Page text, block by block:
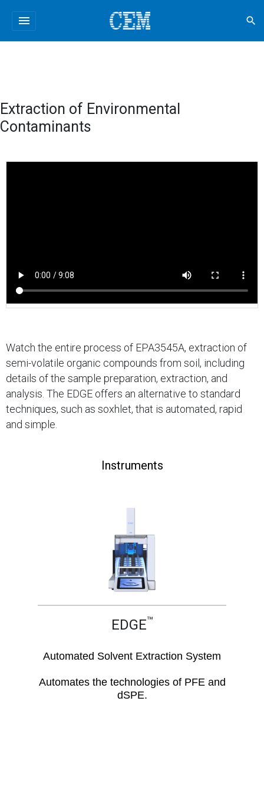
menu search
Extraction of Environmental
Contaminants
Watch the entire process of EPA3545A, extraction of
semi-volatile organic compounds from soil, including
details of the sample preparation, extraction, and
analysis. The EDGE offers an alternative to standard
techniques, such as soxhlet, that is automated, rapid
and simple.
Instruments
EDGE™
Automated Solvent Extraction System
Automates the technologies of PFE and
dSPE.